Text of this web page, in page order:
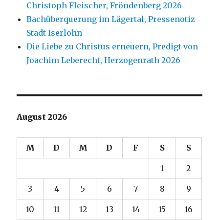
Christoph Fleischer, Fröndenberg 2026
Bachüberquerung im Lägertal, Pressenotiz
Stadt Iserlohn
Die Liebe zu Christus erneuern, Predigt von
Joachim Leberecht, Herzogenrath 2026
August 2026
M D M D F S S
1 2
3 4 5 6 7 8 9
10 11 12 13 14 15 16